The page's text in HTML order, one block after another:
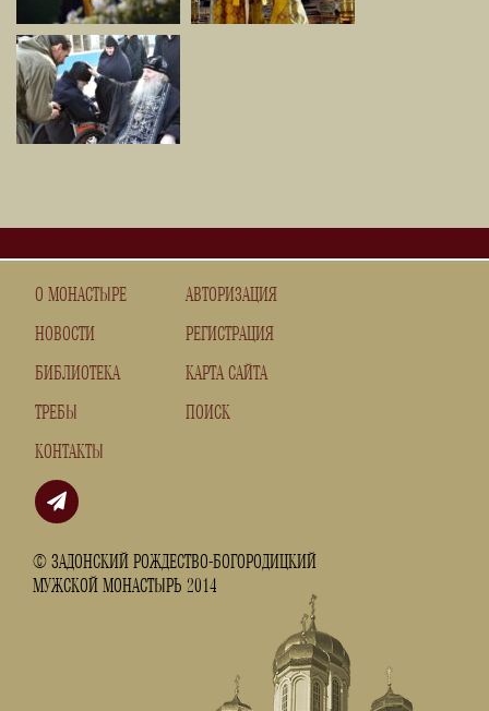
О МОНАСТЫРЕ
НОВОСТИ
БИБЛИОТЕКА
ТРЕБЫ
КОНТАКТЫ
© ЗАДОНСКИЙ РОЖДЕСТВО-БОГОРОДИЦКИЙ
МУЖСКОЙ МОНАСТЫРЬ 2014
АВТОРИЗАЦИЯ
РЕГИСТРАЦИЯ
КАРТА САЙТА
ПОИСК